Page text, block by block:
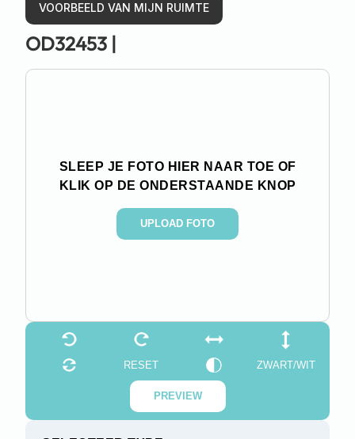
VOORBEELD VAN MIJN RUIMTE
OD32453 |
SLEEP JE FOTO HIER NAAR TOE OF
KLIK OP DE ONDERSTAANDE KNOP
UPLOAD FOTO
RESET ZWART/WIT
PREVIEW